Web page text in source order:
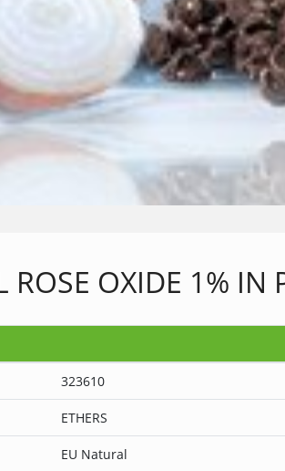
ROSE OXIDE 1% IN
323610
ETHERS
EU Natural